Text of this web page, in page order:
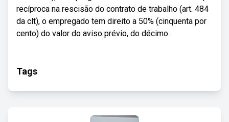
recíproca na rescisão do contrato de trabalho (art. 484
da clt), o empregado tem direito a 50% (cinquenta por
cento) do valor do aviso prévio, do décimo.
Tags